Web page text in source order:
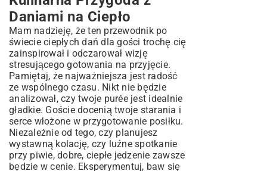
Daniami na Ciepło
Mam nadzieję, że ten przewodnik po
świecie ciepłych dań dla gości trochę cię
zainspirował i odczarował wizję
stresującego gotowania na przyjęcie.
Pamiętaj, że najważniejsza jest radość
ze wspólnego czasu. Nikt nie będzie
analizował, czy twoje purée jest idealnie
gładkie. Goście docenią twoje starania i
serce włożone w przygotowanie posiłku.
Niezależnie od tego, czy planujesz
wystawną kolację, czy luźne spotkanie
przy piwie, dobre, ciepłe jedzenie zawsze
będzie w cenie. Eksperymentuj, baw się